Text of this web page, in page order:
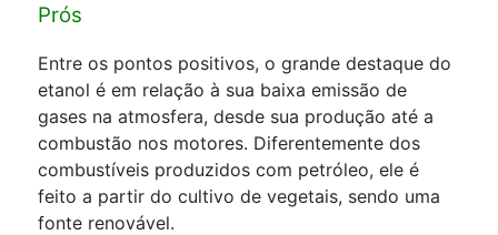
Prós
Entre os pontos positivos, o grande destaque do
etanol é em relação à sua baixa emissão de
gases na atmosfera, desde sua produção até a
combustão nos motores. Diferentemente dos
combustíveis produzidos com petróleo, ele é
feito a partir do cultivo de vegetais, sendo uma
fonte renovável.